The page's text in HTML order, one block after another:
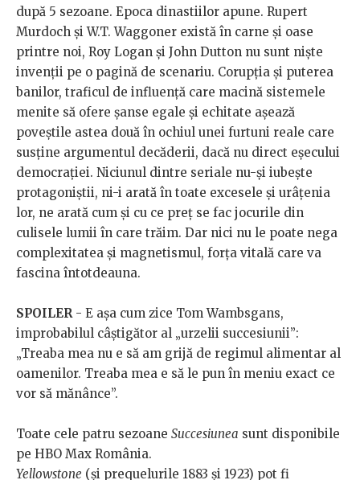
după 5 sezoane. Epoca dinastiilor apune. Rupert
Murdoch și W.T. Waggoner există în carne și oase
printre noi, Roy Logan și John Dutton nu sunt niște
invenții pe o pagină de scenariu. Corupția și puterea
banilor, traficul de influență care macină sistemele
menite să ofere șanse egale și echitate așează
poveștile astea două în ochiul unei furtuni reale care
susține argumentul decăderii, dacă nu direct eșecului
democrației. Niciunul dintre seriale nu-și iubește
protagoniștii, ni-i arată în toate excesele și urâțenia
lor, ne arată cum și cu ce preț se fac jocurile din
culisele lumii în care trăim. Dar nici nu le poate nega
complexitatea și magnetismul, forța vitală care va
fascina întotdeauna.
SPOILER - E așa cum zice Tom Wambsgans,
improbabilul câștigător al „urzelii succesiunii”:
„Treaba mea nu e să am grijă de regimul alimentar al
oamenilor. Treaba mea e să le pun în meniu exact ce
vor să mănânce”.
Toate cele patru sezoane Succesiunea sunt disponibile
pe HBO Max România.
Yellowstone (și prequelurile 1883 și 1923) pot fi